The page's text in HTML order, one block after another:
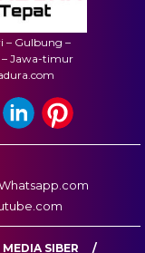
– Gulbung –
– Jawa-timur
SIBER